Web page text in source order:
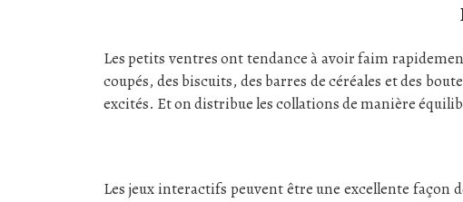
Les petits ventres ont tendance à avoir faim
coupés, des biscuits, des barres de céréales et des
excités. Et on distribue les collations de manière
Les jeux interactifs peuvent être une excellente façon